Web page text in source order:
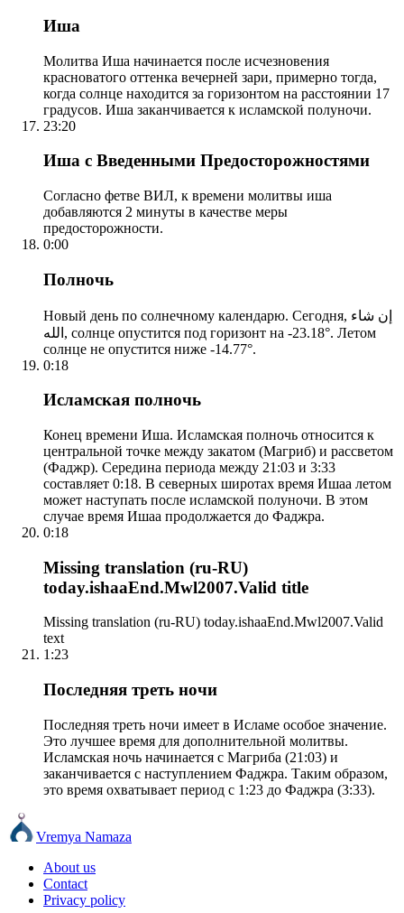
Иша
Молитва Иша начинается после исчезновения
красноватого оттенка вечерней зари, примерно тогда,
когда солнце находится за горизонтом на расстоянии 17
градусов. Иша заканчивается к исламской полуночи.
23:20
Иша с Введенными Предосторожностями
Согласно фетве ВИЛ, к времени молитвы иша
добавляются 2 минуты в качестве меры
предосторожности.
0:00
Полночь
Новый день по солнечному календарю. Сегодня, إن شاء
الله, солнце опустится под горизонт на -23.18°. Летом
солнце не опустится ниже -14.77°.
0:18
Исламская полночь
Конец времени Иша. Исламская полночь относится к
центральной точке между закатом (Магриб) и рассветом
(Фаджр). Середина периода между 21:03 и 3:33
составляет 0:18. В северных широтах время Ишаа летом
может наступать после исламской полуночи. В этом
случае время Ишаа продолжается до Фаджра.
0:18
Missing translation (ru-RU)
today.ishaaEnd.Mwl2007.Valid title
Missing translation (ru-RU) today.ishaaEnd.Mwl2007.Valid
text
1:23
Последняя треть ночи
Последняя треть ночи имеет в Исламе особое значение.
Это лучшее время для дополнительной молитвы.
Исламская ночь начинается с Магриба (21:03) и
заканчивается с наступлением Фаджра. Таким образом,
это время охватывает период с 1:23 до Фаджра (3:33).
Vremya Namaza
About us
Contact
Privacy policy